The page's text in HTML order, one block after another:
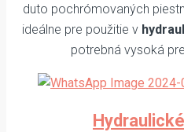
duto pochrómovaných
ideálne pre použitie v
potrebná vysoká